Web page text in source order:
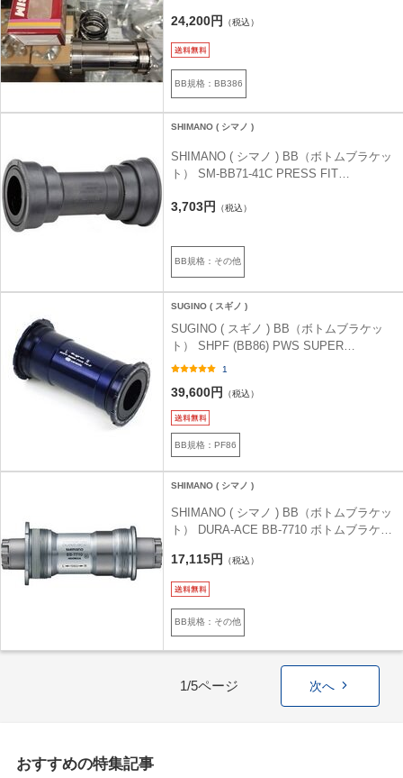
24,200円 （税込）
BB規格：BB386
SHIMANO ( シマノ )
SHIMANO ( シマノ ) BB（ボトムブラケッ
ト） SM-BB71-41C PRESS FIT
3,703円 （税込）
BB規格：その他
SUGINO ( スギノ )
SUGINO ( スギノ ) BB（ボトムブラケッ
ト） SHPF (BB86) PWS SUPER
CERAMIC CONVERTER Ver.2 86.5x41mm
1
39,600円 （税込）
BB規格：PF86
SHIMANO ( シマノ )
SHIMANO ( シマノ ) BB（ボトムブラケッ
ト） DURA-ACE BB-7710 ボトムブラケッ
17,115円 （税込）
BB規格：その他
1/5ページ 次へ
おすすめの特集記事